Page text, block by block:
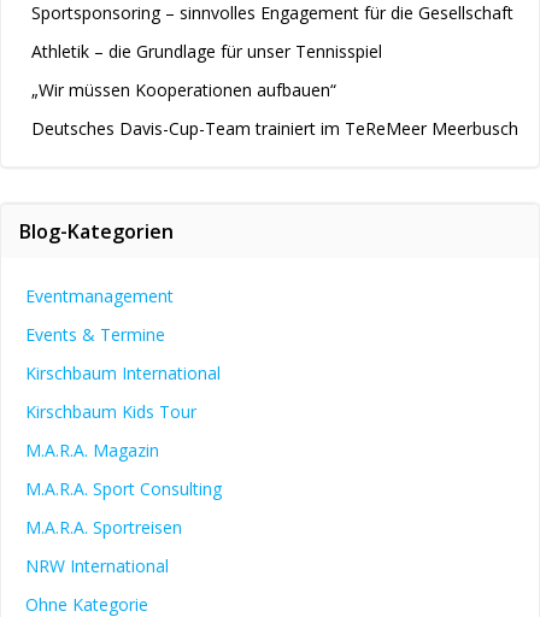
Sportsponsoring – sinnvolles Engagement für die Gesellschaft
Athletik – die Grundlage für unser Tennisspiel
„Wir müssen Kooperationen aufbauen“
Deutsches Davis-Cup-Team trainiert im TeReMeer Meerbusch
Blog-Kategorien
Eventmanagement
Events & Termine
Kirschbaum International
Kirschbaum Kids Tour
M.A.R.A. Magazin
M.A.R.A. Sport Consulting
M.A.R.A. Sportreisen
NRW International
Ohne Kategorie